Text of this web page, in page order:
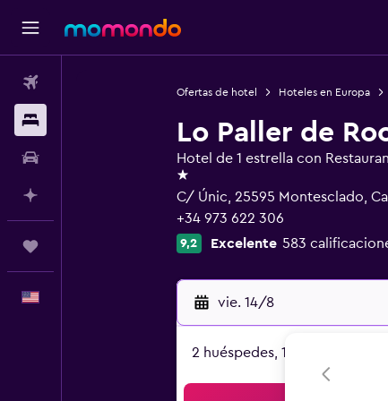
Ofertas de hotel Hoteles en Europa
Lo Paller de
Hotel de 1 estrella con
1 estrella
C/ Únic, 25595 Montesclado,
+34 973 622 306
9,2 Excelente 583
vie. 14/8
2 huéspedes, 1 habitación